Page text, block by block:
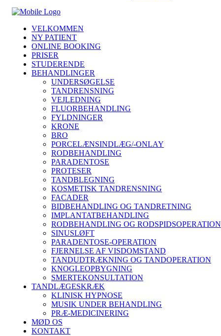
VELKOMMEN
NY PATIENT
ONLINE BOOKING
PRISER
STUDERENDE
BEHANDLINGER
UNDERSØGELSE
TANDRENSNING
VEJLEDNING
FLUORBEHANDLING
FYLDNINGER
KRONE
BRO
PORCELÆNSINDLÆG/-ONLAY
RODBEHANDLING
PARADENTOSE
PROTESER
TANDBLEGNING
KOSMETISK TANDRENSNING
FACADER
BIDBEHANDLING OG TANDRETNING
IMPLANTATBEHANDLING
RODBEHANDLING OG RODSPIDSOPERATION
SINUSLØFT
PARADENTOSE-OPERATION
FJERNELSE AF VISDOMSTAND
TANDUDTRÆKNING OG TANDOPERATION
KNOGLEOPBYGNING
SMERTEKONSULTATION
TANDLÆGESKRÆK
KLINISK HYPNOSE
MUSIK UNDER BEHANDLING
PRÆ-MEDICINERING
MØD OS
KONTAKT